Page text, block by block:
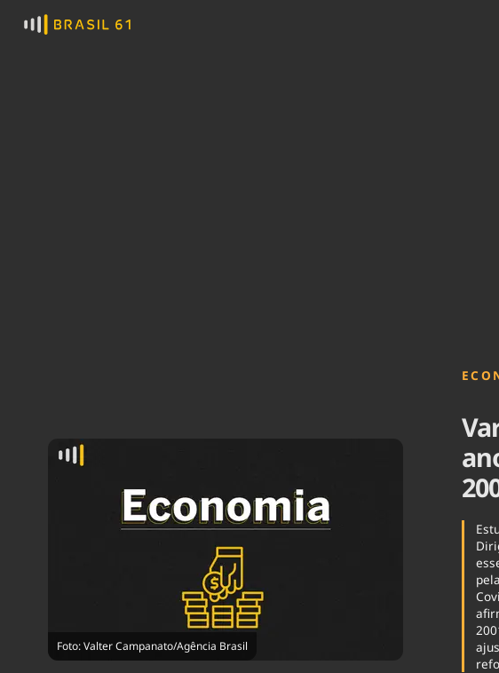
Foto: Valter Campanato/Agência Brasil